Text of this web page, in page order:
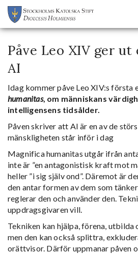
Påve Leo XIV ger ut
AI
Idag kommer påve Leo XIV:s första
humanitas, om människans
intelligensens tidsålder.
Påven skriver att AI är en av de
mänskligheten står inför i dag
Magnifica humanitas utgår ifrån
inte är ”en antagonistisk kraft mot
heller ”i sig själv ond”. Däremot är
den antar formen av dem som
reglerar den och använder den.
uppdragsgivaren vill.
Tekniken kan hjälpa, förena, utbilda
men den kan också splittra,
orättvisor. Därför uppmanar påven